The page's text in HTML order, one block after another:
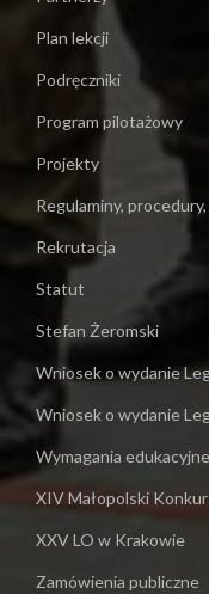
Plan lekcji
Podręczniki
Program pilotażowy
Projekty
Regulaminy,
Rekrutacja
Statut
Stefan Żeromski
Wniosek o wydanie
Wniosek o wydanie
Wymagania edukacyjne
XIV Małopolski
XXV LO w Krakowie
Zamówienia publiczne